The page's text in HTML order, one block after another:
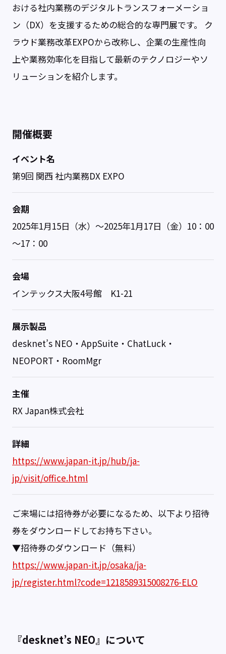
おける社内業務のデジタルトランスフォーメーショ
ン（DX）を支援するための総合的な専門展です。 ク
ラウド業務改革EXPOから改称し、企業の生産性向
上や業務効率化を目指して最新のテクノロジーやソ
リューションを紹介します。
開催概要
イベント名
第9回 関西 社内業務DX EXPO
会期
2025年1月15日（水）～2025年1月17日（金）10：00
～17：00
会場
インテックス大阪4号館 K1-21
展示製品
desknet’s NEO・AppSuite・ChatLuck・
NEOPORT・RoomMgr
主催
RX Japan株式会社
詳細
https://www.japan-it.jp/hub/ja-
jp/visit/office.html
ご来場には招待券が必要になるため、以下より招待
券をダウンロードしてお持ち下さい。
▼招待券のダウンロード（無料）
https://www.japan-it.jp/osaka/ja-
jp/register.html?code=1218589315008276-ELO
『desknet’s NEO』について